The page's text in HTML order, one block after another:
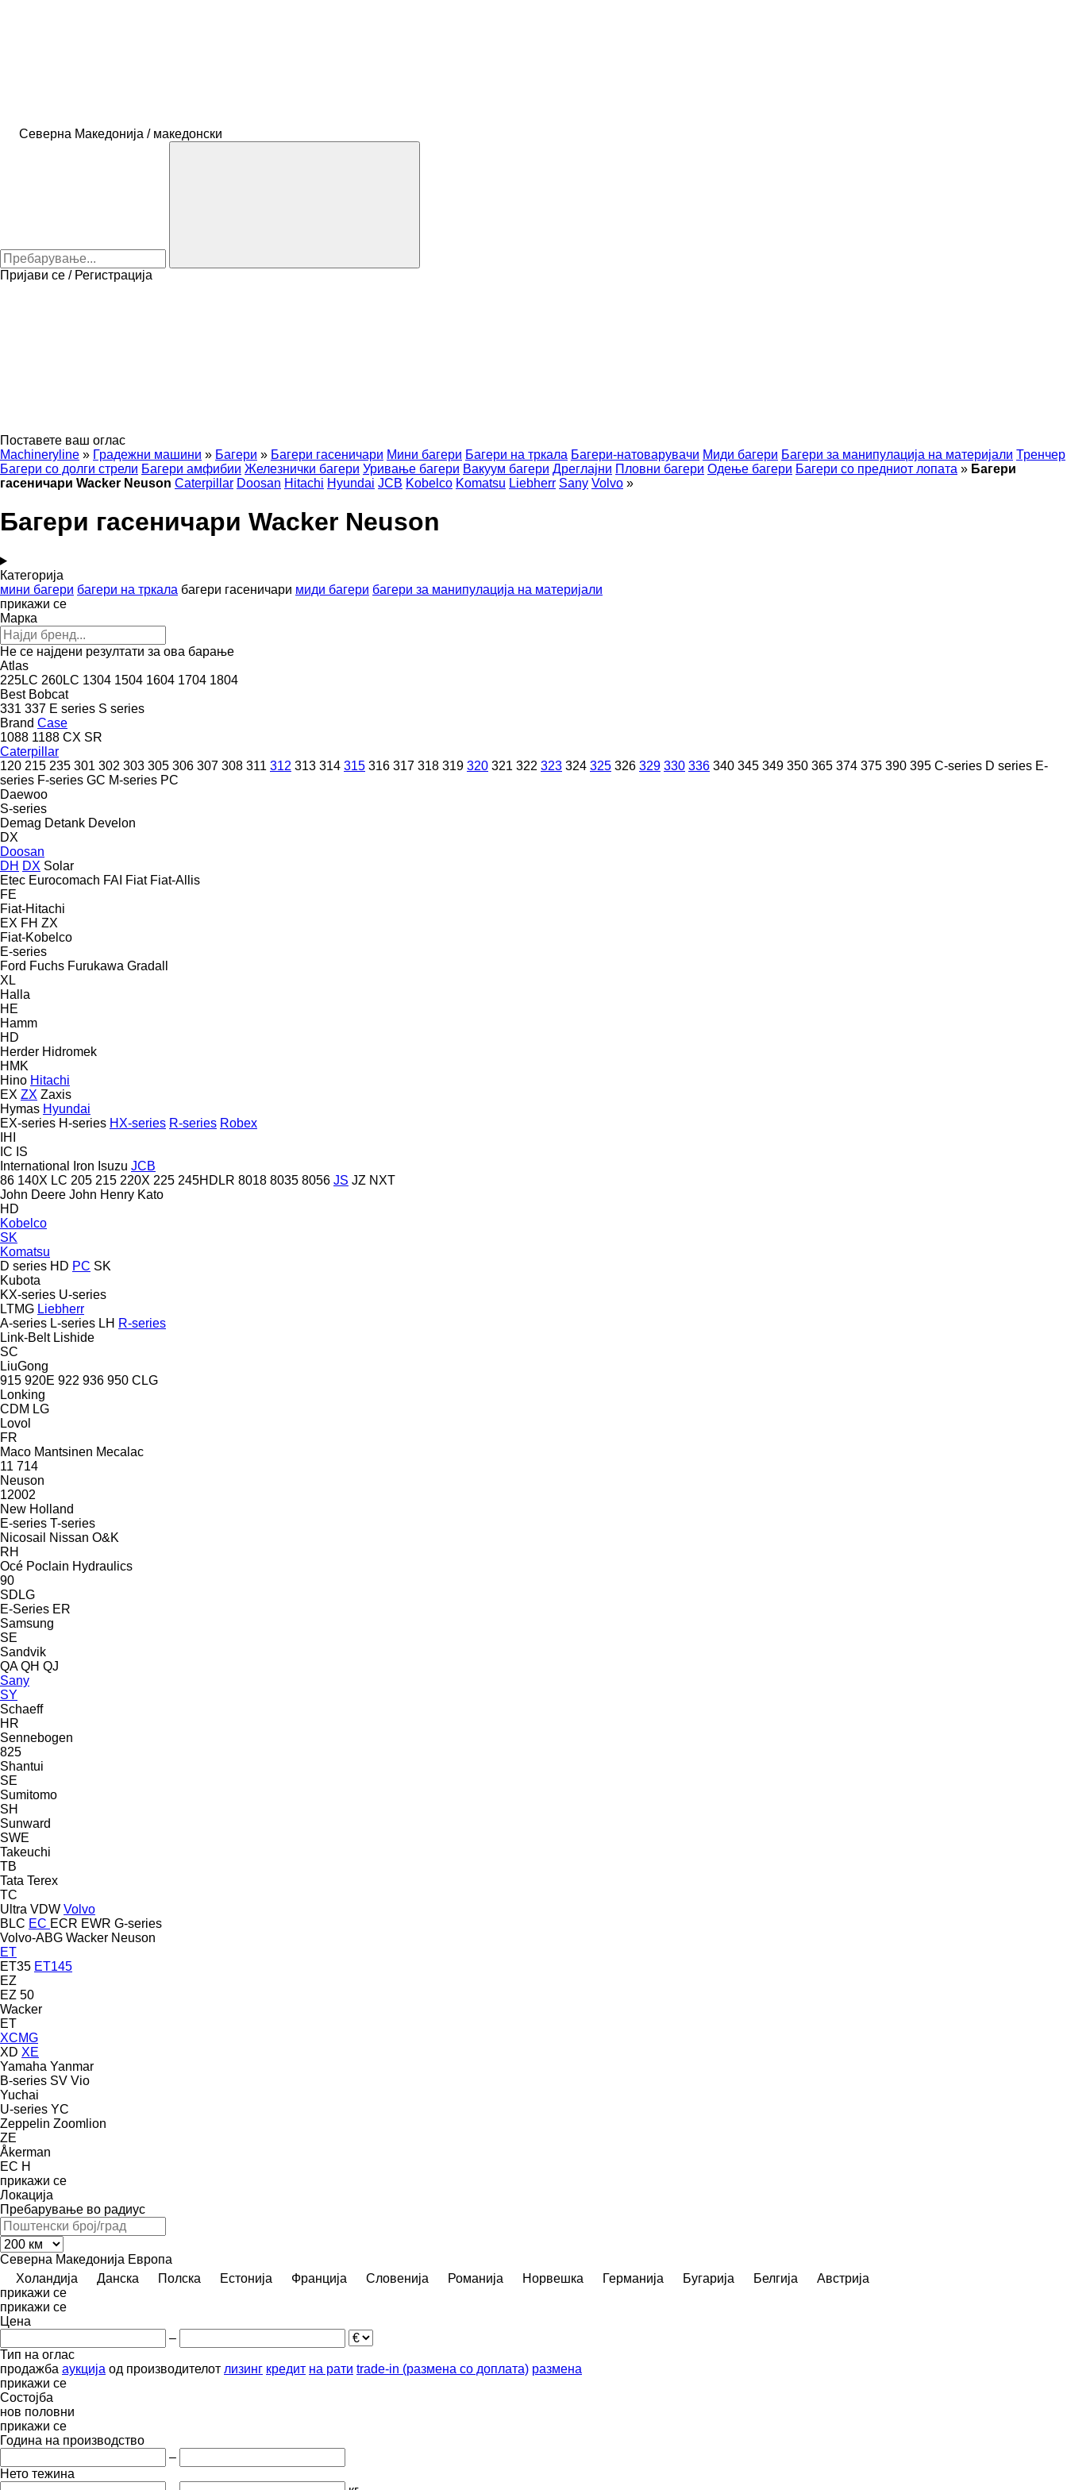
Северна Македонија / македонски
Пријави се / Регистрација
Поставете ваш оглас
Machineryline » Градежни машини » Багери » Багери гасеничари Мини багери Багери на тркала Багери-натоварувачи Миди багери Багери за манипулација на материјали Тренчер
Багери со долги стрели Багери амфибии Железнички багери Уривање багери Вакуум багери Дреглајни Пловни багери Одење багери Багери со предниот лопата » Багери
гасеничари Wacker Neuson Caterpillar Doosan Hitachi Hyundai JCB Kobelco Komatsu Liebherr Sany Volvo »
Багери гасеничари Wacker Neuson
Категорија
мини багери багери на тркала багери гасеничари миди багери багери за манипулација на материјали
прикажи се
Марка
Не се најдени резултати за ова барање
Atlas
225LC 260LC 1304 1504 1604 1704 1804
Best Bobcat
331 337 E series S series
Brand Case
1088 1188 CX SR
Caterpillar
120 215 235 301 302 303 305 306 307 308 311 312 313 314 315 316 317 318 319 320 321 322 323 324 325 326 329 330 336 340 345 349 350 365 374 375 390 395 C-series D series E-
series F-series GC M-series PC
Daewoo
S-series
Demag Detank Develon
DX
Doosan
DH DX Solar
Etec Eurocomach FAI Fiat Fiat-Allis
FE
Fiat-Hitachi
EX FH ZX
Fiat-Kobelco
E-series
Ford Fuchs Furukawa Gradall
XL
Halla
HE
Hamm
HD
Herder Hidromek
HMK
Hino Hitachi
EX ZX Zaxis
Hymas Hyundai
EX-series H-series HX-series R-series Robex
IHI
IC IS
International
Iron Isuzu JCB
86 140X LC 205 215 220X 225 245HDLR 8018 8035 8056 JS JZ NXT
John Deere John Henry Kato
HD
Kobelco
SK
Komatsu
D series HD PC SK
Kubota
KX-series U-series
LTMG Liebherr
A-series L-series LH R-series
Link-Belt Lishide
SC
LiuGong
915 920E 922 936 950 CLG
Lonking
CDM LG
Lovol
FR
Maco Mantsinen Mecalac
11 714
Neuson
12002
New Holland
E-series T-series
Nicosail
Nissan O&K
RH
Océ Poclain Hydraulics
90
SDLG
E-Series ER
Samsung
SE
Sandvik
QA QH QJ
Sany
SY
Schaeff
HR
Sennebogen
825
Shantui
SE
Sumitomo
SH
Sunward
SWE
Takeuchi
TB
Tata Terex
TC
Ultra VDW Volvo
BLC EC ECR EWR G-series
Volvo-ABG Wacker Neuson
ET
ET35 ET145
EZ
EZ 50
Wacker
ET
XCMG
XD XE
Yamaha Yanmar
B-series SV Vio
Yuchai
U-series YC
Zeppelin Zoomlion
ZE
Åkerman
EC H
прикажи се
Локација
Пребарување во радиус
Северна Македонија Европа
Холандија
Данска Полска Естонија Франција Словенија Романија Норвешка Германија Бугарија Белгија
Австрија
прикажи се
прикажи се
Цена
–
Тип на оглас
продажба аукција од производителот лизинг кредит на рати trade-in (размена со доплата) размена
прикажи се
Состојба
нов половни
прикажи се
Година на производство
–
Нето тежина